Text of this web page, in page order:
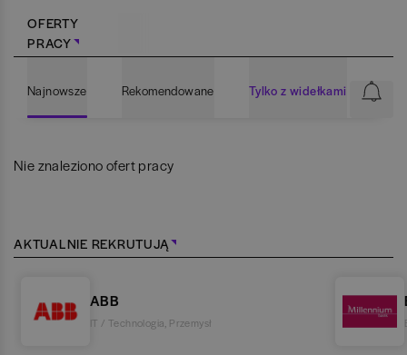
OFERTY
PRACY
Najnowsze Rekomendowane Tylko z widełkami
Nie znaleziono ofert pracy
AKTUALNIE REKRUTUJĄ
ABB
IT / Technologia Przemysł